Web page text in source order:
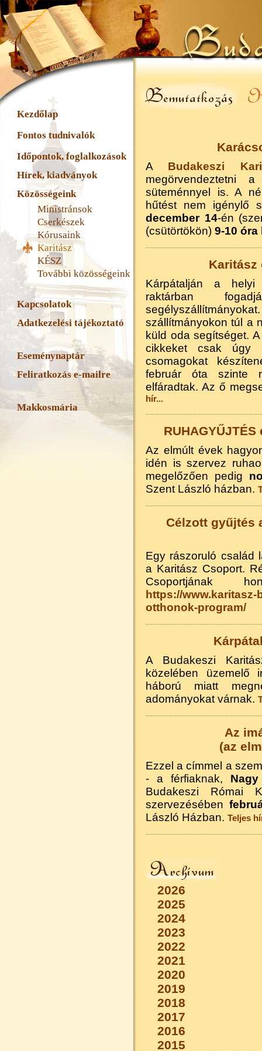
Kezdőlap
Fontos tudnivalók
Időpontok, foglalkozások
Hírek, kiadványok
Közösségeink
Ministránsok
Cserkészek
Kórusaink
Karitász
KÉSZ
További közösségeink
Kapcsolatok
Adatkezelési tájékoztató
Eseménynaptár
Feliratkozás e-mailre
Makkosmária
A Budakeszi
megörvendeztetni
süteménnyel is. A
hűtést nem igénylő
december 14-én
(csütörtökön) 9-10 óra
Karitász
Kárpátalján a helyi
raktárban
szállítmányokon túl a
küld oda segítséget.
cikkeket csak úgy
csomagokat
február óta szinte
elfáradtak. Az ő
hír...
Az elmúlt évek
idén is szervez
megelőzően pedig
Szent László házban.
Célzott gyűjtés
Egy rászoruló család
a Karitász Csoport.
Csoportjának
https://
otthonok-program/
A Budakeszi
közelében üzemelő
háború miatt
adományokat várnak.
Az
(az
Ezzel a címmel a
- a férfiaknak,
Budakeszi Római
szervezésében
László Házban. Teljes
2026
2025
2024
2023
2022
2021
2020
2019
2018
2017
2016
2015